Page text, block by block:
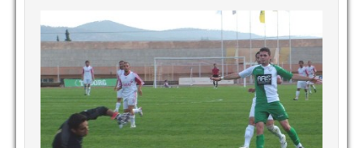
BASINDAN
KUPA MAÇLARI
ESKi BAŞKANLAR
ESKİ HOCALAR